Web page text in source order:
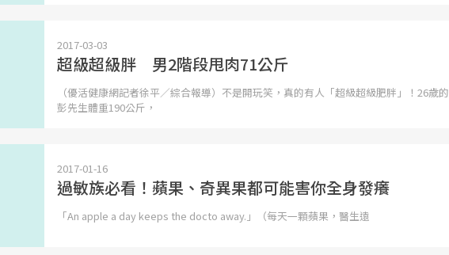
2017-03-03
超級超級胖 男2階段甩肉71公斤
（優活健康網記者徐平／綜合報導）不是開玩笑，真的有人「超級超級肥胖」！26歲的
彭先生體重190公斤，
2017-01-16
過敏族必看！蘋果、奇異果都可能害你全身發癢
「An apple a day keeps the docto away.」（每天一顆蘋果，醫生遠